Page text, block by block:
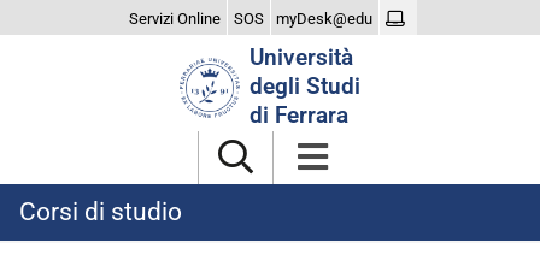
Servizi Online SOS myDesk@edu
Università
degli Studi
di Ferrara
Corsi di studio